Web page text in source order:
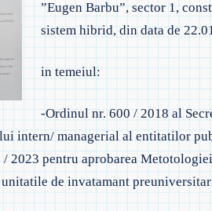
UTILE
INTERN
ORGANIZARE
PERSONAL
◎ GHID ÎNVĂȚĂMÂNT
◎ CRITERII DE DEPARTAJARE
◎ ORDIN PRIVIND ÎNSCRIEREA
PREȘCOLAR 2025-2026
◎
◎
◎
◎
”Eugen Barbu”, sector 1,
sistem hibrid, din data de
in temeiul:
-Ordinul nr. 600 / 2018 al
intern/ managerial al entitatilor
2023 pentru aprobarea
de invatamant preuniversitar